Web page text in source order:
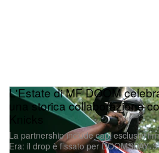
L'Estate di MF DOOM
una storica collaborazione
La partnership include capi esclusivi
Era: il drop è fissato per DOOMSDAY,